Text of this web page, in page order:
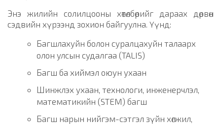
Энэ жилийн солилцооны хөтөлбөрийг дараах дөрвөн
сэдвийн хүрээнд зохион байгуулна. Үүнд:
Багшлахуйн болон суралцахуйн талаарх
олон улсын судалгаа (TALIS)
Багш ба хиймэл оюун ухаан
Шинжлэх ухаан, технологи, инженерчлэл,
математикийн (STEM) багш
Багш нарын нийгэм-сэтгэл зүйн хөгжил,